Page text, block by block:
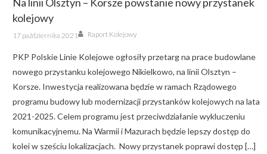
kolejowy
Posted
on
17 października 2021 Author
Raport Kolejowy
PKP Polskie Linie Kolejowe ogłosiły przetarg na prace budowlane
nowego przystanku kolejowego Nikielkowo, na linii Olsztyn –
Korsze. Inwestycja realizowana będzie w ramach Rządowego
programu budowy lub modernizacji przystanków kolejowych na lata
2021-2025. Celem programu jest przeciwdziałanie wykluczeniu
komunikacyjnemu. Na Warmii i Mazurach będzie lepszy dostęp do
kolei w sześciu lokalizacjach. Nowy przystanek poprawi dostęp […]